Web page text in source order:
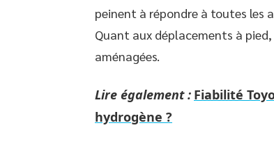
peinent à répondre à toutes les
Quant aux déplacements à
aménagées.
Lire également : Fiabilité
hydrogène ?